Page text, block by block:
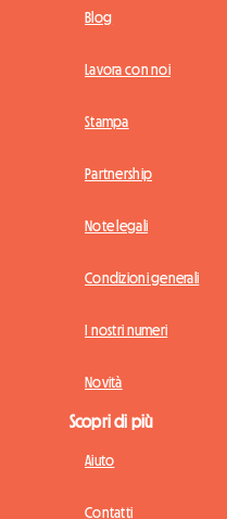
Blog
Lavora con noi
Stampa
Partnership
Note legali
Condizioni generali
I nostri numeri
Novità
Scopri di più
Aiuto
Contatti